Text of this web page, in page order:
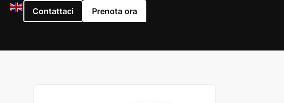
Contattaci Prenota ora